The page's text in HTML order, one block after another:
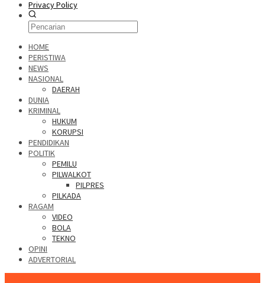
Privacy Policy
HOME
PERISTIWA
NEWS
NASIONAL
DAERAH
DUNIA
KRIMINAL
HUKUM
KORUPSI
PENDIDIKAN
POLITIK
PEMILU
PILWALKOT
PILPRES
PILKADA
RAGAM
VIDEO
BOLA
TEKNO
OPINI
ADVERTORIAL